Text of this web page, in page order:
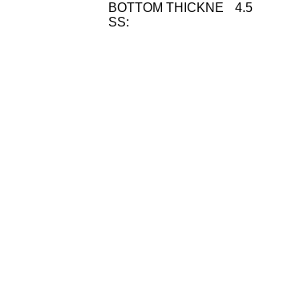
BOTTOM THICKNE
SS:
4.5